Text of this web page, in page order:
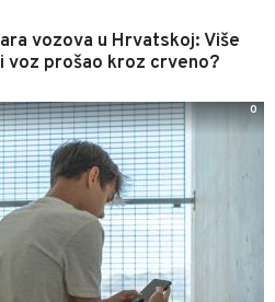
vozova u Hrvatskoj: Više
prošao kroz crveno?
0